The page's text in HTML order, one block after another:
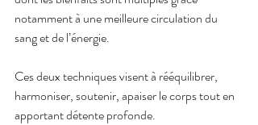
notamment à une meilleure circulation du
sang et de l’énergie.
Ces deux techniques visent à rééquilibrer,
harmoniser, soutenir, apaiser le corps tout en
apportant détente profonde.